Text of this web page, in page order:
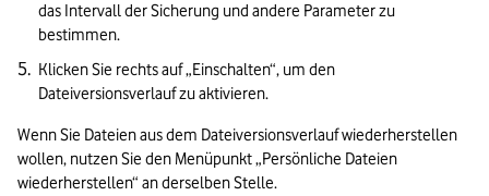
das Intervall der Sicherung und andere Parameter zu
bestimmen.
Klicken Sie rechts auf „Einschalten“, um den
Dateiversionsverlauf zu aktivieren.
Wenn Sie Dateien aus dem Dateiversionsverlauf wiederherstellen
wollen, nutzen Sie den Menüpunkt „Persönliche Dateien
wiederherstellen“ an derselben Stelle.